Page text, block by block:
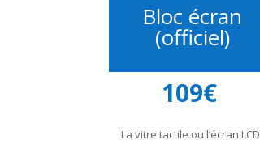
Bloc écran
(officiel)
109€
La vitre tactile ou l’écran LCD